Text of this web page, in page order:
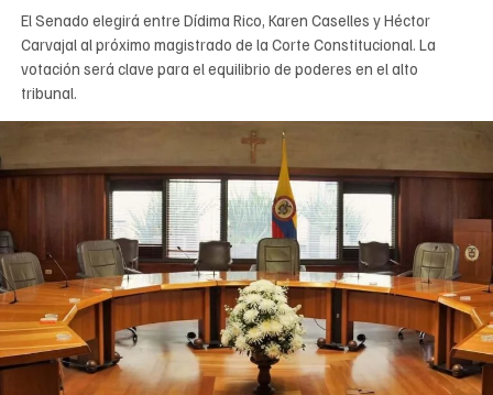
El Senado elegirá entre Dídima Rico, Karen Caselles y Héctor
Carvajal al próximo magistrado de la Corte Constitucional. La
votación será clave para el equilibrio de poderes en el alto
tribunal.